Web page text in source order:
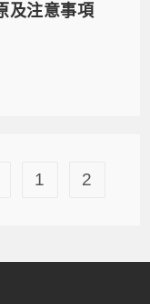
及注意事項
1 2